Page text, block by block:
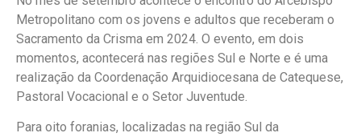
Metropolitano com os jovens e adultos que receberam o
Sacramento da Crisma em 2024. O evento, em dois
momentos, acontecerá nas regiões Sul e Norte e é uma
realização da Coordenação Arquidiocesana de Catequese,
Pastoral Vocacional e o Setor Juventude.
Para oito foranias, localizadas na região Sul da